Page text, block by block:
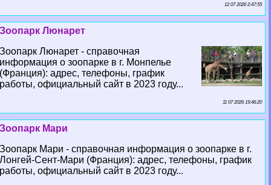
12 07 2026 2:47:55
Зоопарк Люнарет
Зоопарк Люнарет - справочная
информация о зоопарке в г. Монпелье
(Франция): адрес, телефоны, график
работы, официальный сайт в 2023 году...
11 07 2026 19:46:20
Зоопарк Мари
Зоопарк Мари - справочная информация о зоопарке в г.
Лонгeй-Сент-Мари (Франция): адрес, телефоны, график
работы, официальный сайт в 2023 году...